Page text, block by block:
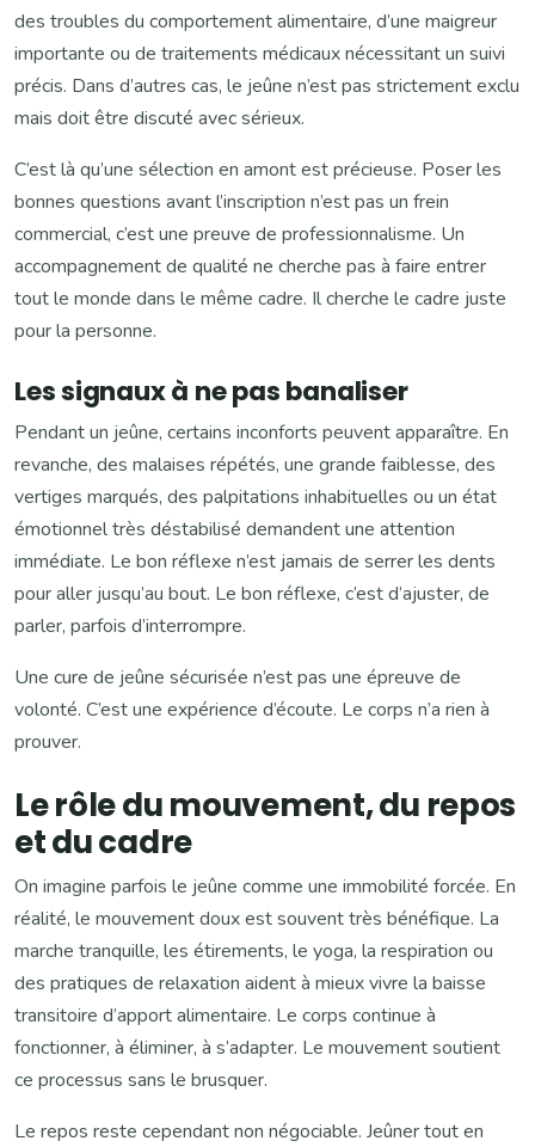
des troubles du comportement alimentaire, d’une maigreur
importante ou de traitements médicaux nécessitant un suivi
précis. Dans d’autres cas, le jeûne n’est pas strictement exclu
mais doit être discuté avec sérieux.
C’est là qu’une sélection en amont est précieuse. Poser les
bonnes questions avant l’inscription n’est pas un frein
commercial, c’est une preuve de professionnalisme. Un
accompagnement de qualité ne cherche pas à faire entrer
tout le monde dans le même cadre. Il cherche le cadre juste
pour la personne.
Les signaux à ne pas banaliser
Pendant un jeûne, certains inconforts peuvent apparaître. En
revanche, des malaises répétés, une grande faiblesse, des
vertiges marqués, des palpitations inhabituelles ou un état
émotionnel très déstabilisé demandent une attention
immédiate. Le bon réflexe n’est jamais de serrer les dents
pour aller jusqu’au bout. Le bon réflexe, c’est d’ajuster, de
parler, parfois d’interrompre.
Une cure de jeûne sécurisée n’est pas une épreuve de
volonté. C’est une expérience d’écoute. Le corps n’a rien à
prouver.
Le rôle du mouvement, du repos
et du cadre
On imagine parfois le jeûne comme une immobilité forcée. En
réalité, le mouvement doux est souvent très bénéfique. La
marche tranquille, les étirements, le yoga, la respiration ou
des pratiques de relaxation aident à mieux vivre la baisse
transitoire d’apport alimentaire. Le corps continue à
fonctionner, à éliminer, à s’adapter. Le mouvement soutient
ce processus sans le brusquer.
Le repos reste cependant non négociable. Jeûner tout en